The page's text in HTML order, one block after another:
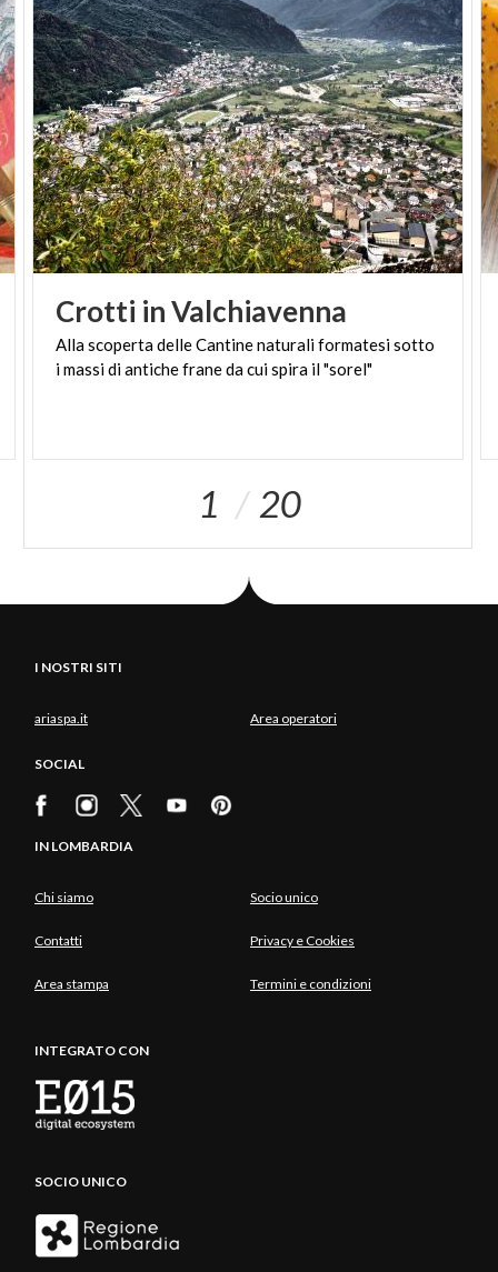
Crotti inValchiavenna
AllascopertadelleCantinenaturaliformatesisotto
imassidiantichefranedacuispira il"sorel"
1 20
I NOSTRI SITI
ariaspa.it Area operatori
SOCIAL
IN LOMBARDIA
Chi siamo Socio unico
Contatti Privacy e Cookies
Area stampa Termini e condizioni
INTEGRATO CON
SOCIO UNICO